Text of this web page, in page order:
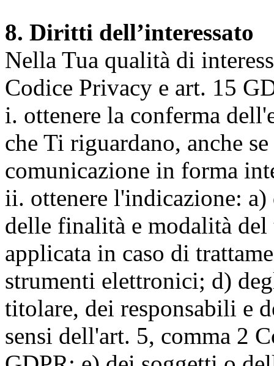
8. Diritti dell’interessato
Nella Tua qualità di
Codice Privacy e art. 15
i. ottenere la conferma
che Ti riguardano, anche
comunicazione in forma
ii. ottenere l'indicazione:
delle finalità e modalità
applicata in caso di
strumenti elettronici; d)
titolare, dei responsabili e
sensi dell'art. 5, comma 2